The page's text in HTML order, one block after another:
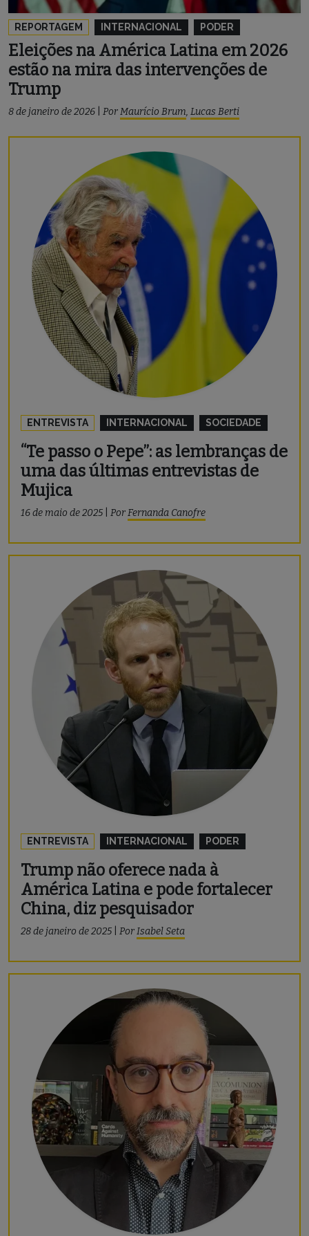
REPORTAGEM INTERNACIONAL PODER
Eleições na América Latina em 2026
estão na mira das intervenções de
Trump
8 de janeiro de 2026 PorMaurício Brum, Lucas Berti
ENTREVISTA INTERNACIONAL SOCIEDADE
“Te passo o Pepe’’: as lembranças de
uma das últimas entrevistas de
Mujica
16 de maio de 2025 PorFernanda Canofre
ENTREVISTA INTERNACIONAL PODER
Trump não oferece nada à
América Latina e pode fortalecer
China, diz pesquisador
28 de janeiro de 2025 PorIsabel Seta